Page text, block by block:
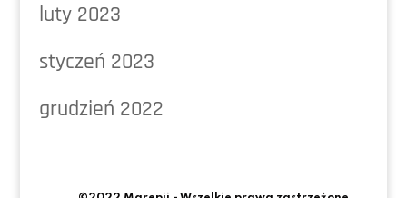
luty 2023
styczeń 2023
grudzień 2022